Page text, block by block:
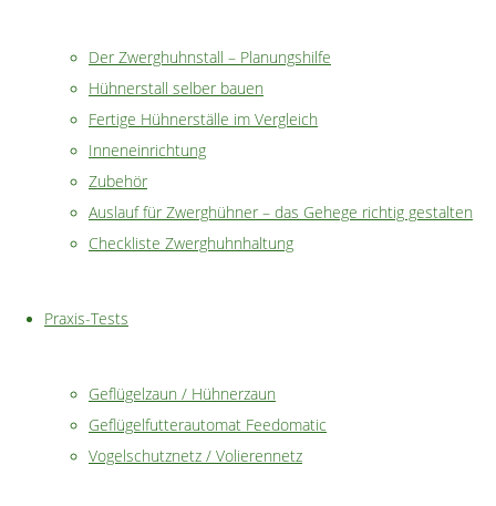
Der Zwerghuhnstall – Planungshilfe
Hühnerstall selber bauen
Fertige Hühnerställe im Vergleich
Inneneinrichtung
Zubehör
Auslauf für Zwerghühner – das Gehege richtig gestalten
Checkliste Zwerghuhnhaltung
Praxis-Tests
Geflügelzaun / Hühnerzaun
Geflügelfutterautomat Feedomatic
Vogelschutznetz / Volierennetz
weiß bis
cremefarbig
Eiergewicht:
ca. 28 g